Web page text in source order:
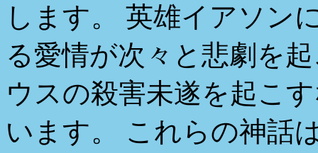
します。 英雄イアソン
る愛情が次々と悲劇を
ウスの殺害未遂を起こ
います。 これらの神話